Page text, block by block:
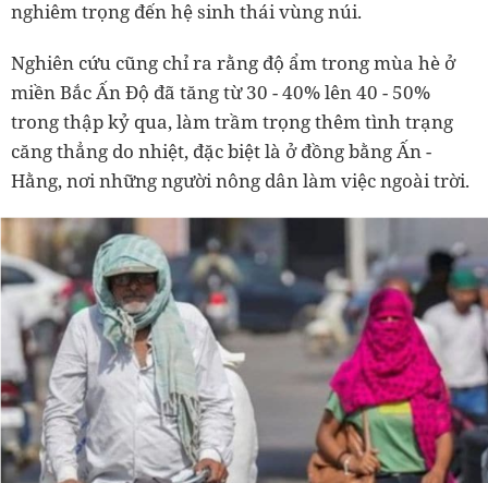
nghiêm trọng đến hệ sinh thái vùng núi.
Nghiên cứu cũng chỉ ra rằng độ ẩm trong mùa hè ở
miền Bắc Ấn Độ đã tăng từ 30 - 40% lên 40 - 50%
trong thập kỷ qua, làm trầm trọng thêm tình trạng
căng thẳng do nhiệt, đặc biệt là ở đồng bằng Ấn -
Hằng, nơi những người nông dân làm việc ngoài trời.